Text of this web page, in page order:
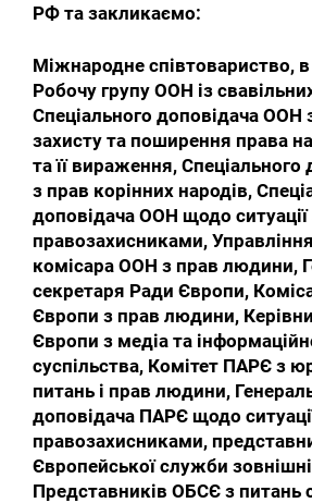
РФ та закликаємо:
Міжнародне співтовариство, в
Робочу групу ООН із
Спеціального доповідача ООН
захисту та поширення права
та її вираження,
з прав корінних народів,
доповідача ООН щодо ситуації
правозахисниками,
комісара ООН з прав людини,
секретаря Ради Європи,
Європи з прав людини,
Європи з медіа та
суспільства, Комітет ПАРЄ з
питань і прав людини,
доповідача ПАРЄ щодо
правозахисниками,
Європейської служби
Представників ОБСЄ з питань